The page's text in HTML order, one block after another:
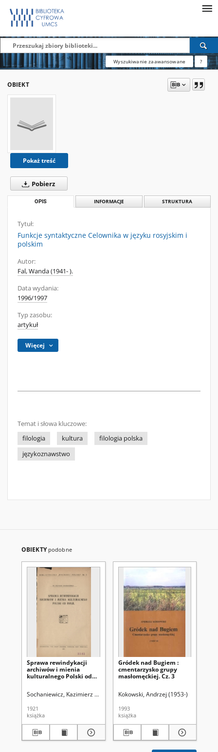
Wyszukiwanie zaawansowane ?
OBIEKT
Pokaż treść
Pobierz
OPIS INFORMACJE STRUKTURA
Tytuł:
Funkcje syntaktyczne Celownika w języku rosyjskim i
polskim
Autor:
Fal, Wanda (1941- ).
Data wydania:
1996/1997
Typ zasobu:
artykuł
Więcej
Temat i słowa kluczowe:
filologia
kultura
filologia polska
językoznawstwo
OBIEKTY podobne
Sprawa rewindykacji
archiwów i mienia
kulturalnego Polski od
Sochaniewicz, Kazimierz (1892-1930)
1921
książka
Gródek nad Bugiem :
cmentarzysko grupy
masłomęckiej. Cz. 3
Kokowski, Andrzej (1953-)
1993
książka